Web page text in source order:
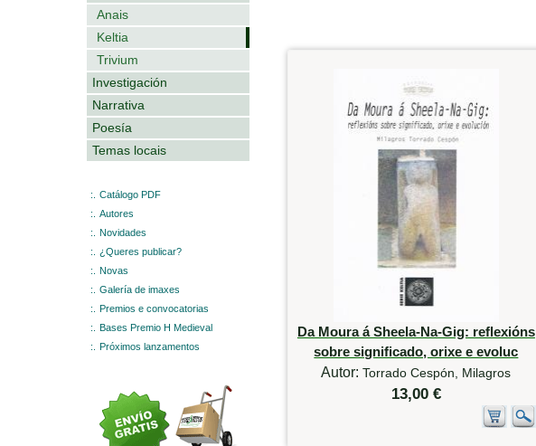
Anais
Keltia
Trivium
Investigación
Narrativa
Poesía
Temas locais
:.
Catálogo PDF
:.
Autores
:.
Novidades
:.
¿Queres publicar?
:.
Novas
:.
Galería de imaxes
:.
Premios e convocatorias
:.
Bases Premio H Medieval
:.
Próximos lanzamentos
Da Moura á Sheela-Na-Gig: reflexións
sobre significado, orixe e evoluc
Autor:Torrado Cespón, Milagros
13,00 €